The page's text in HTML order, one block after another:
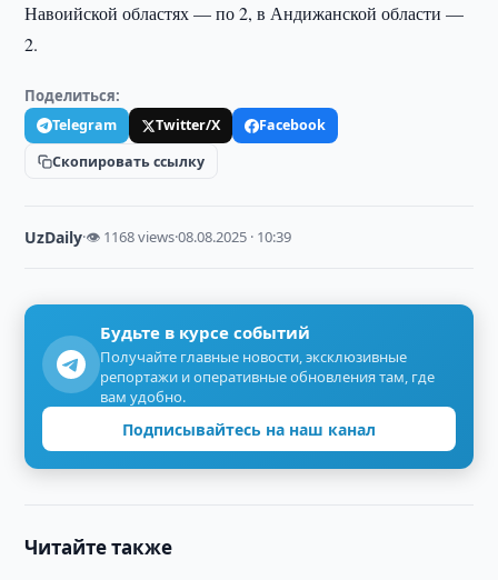
Навоийской областях — по 2, в Андижанской области —
2.
Поделиться:
Telegram Twitter/X
Facebook
Скопировать ссылку
UzDaily·👁 1168 views·08.08.2025 · 10:39
Будьте в курсе событий
Получайте главные новости, эксклюзивные
репортажи и оперативные обновления там, где
вам удобно.
Подписывайтесь на наш канал
Читайте также